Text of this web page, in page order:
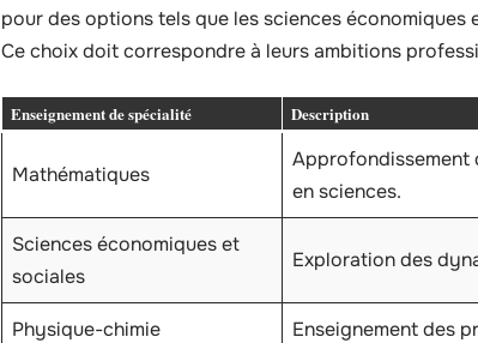
pour des options tels que les sciences économiques
Ce choix doit correspondre à leurs ambitions
Enseignement de spécialité Description
Mathématiques
Approfondissement
en sciences.
Sciences économiques et
sociales
Exploration des
Physique-chimie Enseignement des